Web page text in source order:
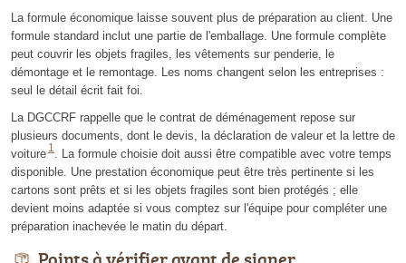
La formule économique laisse souvent plus de préparation au client. Une
formule standard inclut une partie de l'emballage. Une formule complète
peut couvrir les objets fragiles, les vêtements sur penderie, le
démontage et le remontage. Les noms changent selon les entreprises :
seul le détail écrit fait foi.
La DGCCRF rappelle que le contrat de déménagement repose sur
plusieurs documents, dont le devis, la déclaration de valeur et la lettre de
voiture 1
. La formule choisie doit aussi être compatible avec votre temps
disponible. Une prestation économique peut être très pertinente si les
cartons sont prêts et si les objets fragiles sont bien protégés ; elle
devient moins adaptée si vous comptez sur l'équipe pour compléter une
préparation inachevée le matin du départ.